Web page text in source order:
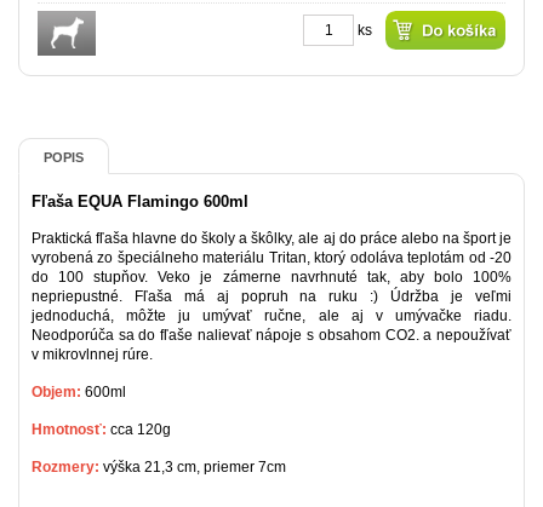
ks
POPIS
Fľaša EQUA Flamingo 600ml
Praktická fľaša hlavne do školy a škôlky, ale aj do práce alebo na šport je
vyrobená zo špeciálneho materiálu Tritan, ktorý odoláva teplotám od -20
do 100 stupňov. Veko je zámerne navrhnuté tak, aby bolo 100%
nepriepustné. Fľaša má aj popruh na ruku :) Údržba je veľmi
jednoduchá, môžte ju umývať ručne, ale aj v umývačke riadu.
Neodporúča sa do fľaše nalievať nápoje s obsahom CO2. a nepoužívať
v mikrovlnnej rúre.
Objem: 600ml
Hmotnosť: cca 120g
Rozmery: výška 21,3 cm, priemer 7cm